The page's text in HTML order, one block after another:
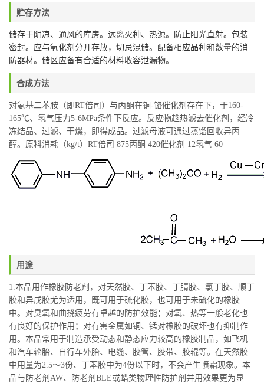
贮存方法
储存于阴凉、通风的库房。远离火种、热源。防止阳光直射。包装
密封。应与氧化剂分开存放，切忌混储。配备相应品种和数量的消
防器材。储区应备有合适的材料收容泄漏物。
合成方法
对氨基二苯胺（即RT倍司）与丙酮在铜-铬催化剂存在下，于160-
165℃、氢气压力5-6MPa条件下反应。反应物趁热滤去催化剂，经冷
冻结晶、过滤、干燥，即得成品。过滤母液可通过蒸馏回收异丙
醇。原料消耗（kg/t）RT倍司 875丙酮 420催化剂 12氢气 60
用途
1.本品用作橡胶防老剂，对天然胶、丁苯胶、丁腈胶、氯丁胶、顺丁
胶和异戊胶尤为适用，既可用于硫化胶，也可用于未硫化的橡胶
中。对臭氧和曲挠疲劳有卓越的防护效能；对氧、热等一般老化也
有良好的保护作用；对有害金属如铜、锰对橡胶的破坏也有抑制作
用。本品常用于制造承受动态和静态应力较高的橡胶制品，如飞机
和汽车轮胎、自行车外胎、电缆、胶管、胶带、胶辊等。在天然胶
中用量为2.5～3份、丁苯胶中为4份以下时，不会产生喷霜现象。本
品与防老剂AW、防老剂BLE或蜡类物理性防护剂并用效果更为显